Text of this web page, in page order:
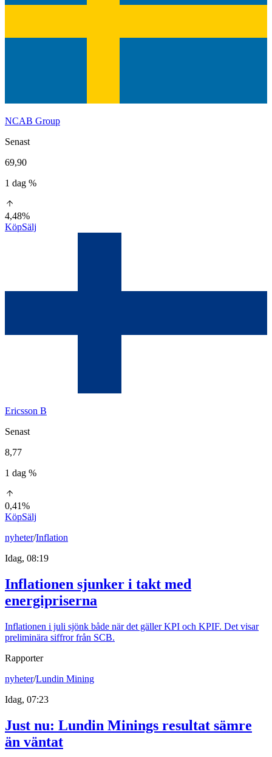
NCAB Group
Senast
69,90
1 dag %
4,48%
KöpSälj
Ericsson B
Senast
8,77
1 dag %
0,41%
KöpSälj
nyheter/Inflation
Idag, 08:19
Inflationen sjunker i takt med
energipriserna
Inflationen i juli sjönk både när det gäller KPI och KPIF. Det visar
preliminära siffror från SCB.
Rapporter
nyheter/Lundin Mining
Idag, 07:23
Just nu: Lundin Minings resultat sämre
än väntat